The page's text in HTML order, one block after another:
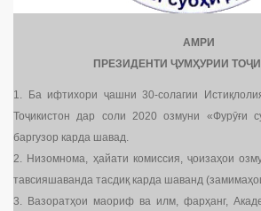
АМРИ
ПРЕЗИДЕНТИ ҶУМҲУРИИ
1. Ба ифтихори ҷашни 30-солагии
Тоҷикистон дар соли 2020 озмуни «Фурӯғи
баргузор карда шавад.
2. Низомнома, ҳайати комиссия, ҷоизаҳои
тавсияшаванда тасдиқ карда шаванд
3. Вазоратҳои маориф ва илм, фарҳанг,